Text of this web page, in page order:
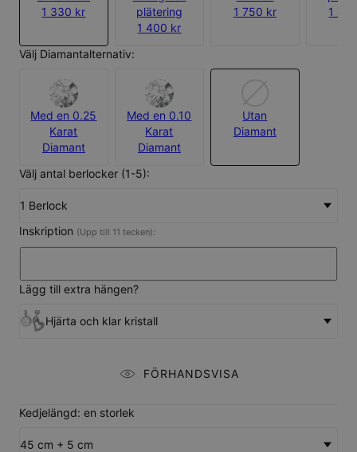
1 330 kr
plätering
1 400 kr
1 750 kr
1
Välj Diamantalternativ:
Med en 0.25
Karat
Diamant
Med en 0.10
Karat
Diamant
Utan
Diamant
Välj antal berlocker (1-5):
1 Berlock
Inskription (Upp till 11 tecken):
Lägg till extra hängen?
Hjärta och klar kristall
FÖRHANDSVISA
Kedjelängd: en storlek
45 cm + 5 cm